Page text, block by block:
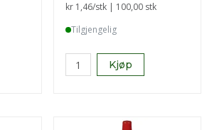
Sammenligning pris
kr 1,46/stk | 100,00 stk
Tilgjengelig
Kjøp